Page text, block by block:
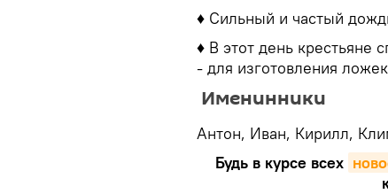
♦ Сильный и частый
♦ В этот день крестьяне
- для изготовления
Именинники
Антон, Иван, Кирилл,
Будь в курсе всех